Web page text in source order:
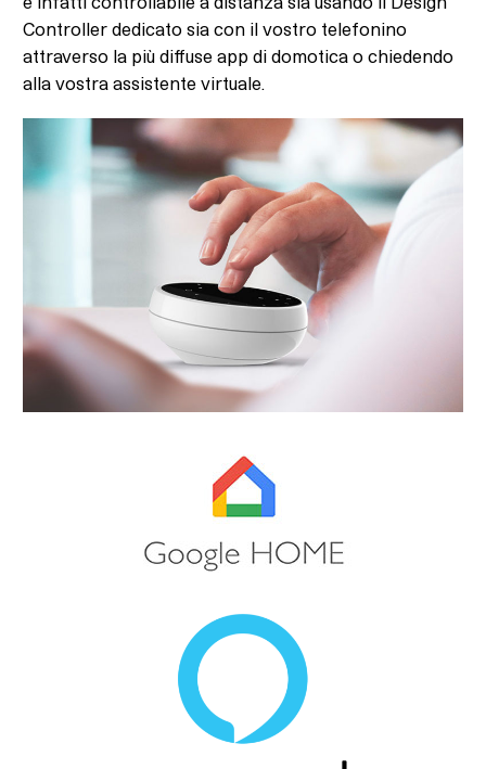
Controller dedicato sia con il vostro telefonino
attraverso la più diffuse app di domotica o chiedendo
alla vostra assistente virtuale.